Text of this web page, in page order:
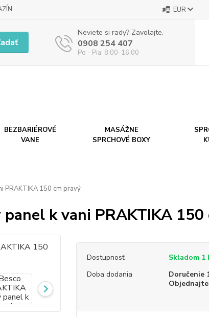
EUR
Neviete si rady? Zavolajte.
0908 254 407
Po - Pia: 8:00-16:00
BEZBARIÉROVÉ
VANE
MASÁŽNE
SPRCHOVÉ BOXY
PRAKTIKA 150 cm pravý
panel k vani PRAKTIKA
Dostupnosť
Skladom 1
Doba dodania
Doručenie